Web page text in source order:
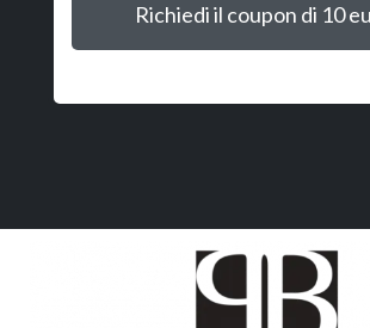
Richiedi il coupon di 10